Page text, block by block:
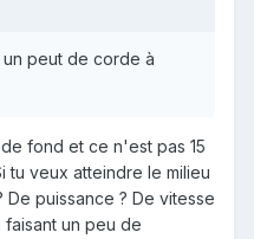
peut de corde à
fond et ce n'est pas 15
tu veux atteindre le milieu
puissance ? De vitesse
un peu de